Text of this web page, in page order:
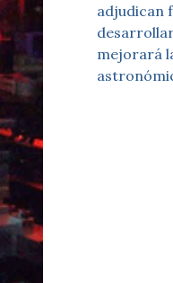
adjudican
mejorará